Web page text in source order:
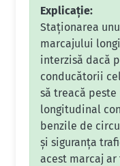
Explicație:
Staționarea
marcajului
interzisă dacă
conducătorii
să treacă
longitudinal
benzile de
și siguranța
acest marcaj